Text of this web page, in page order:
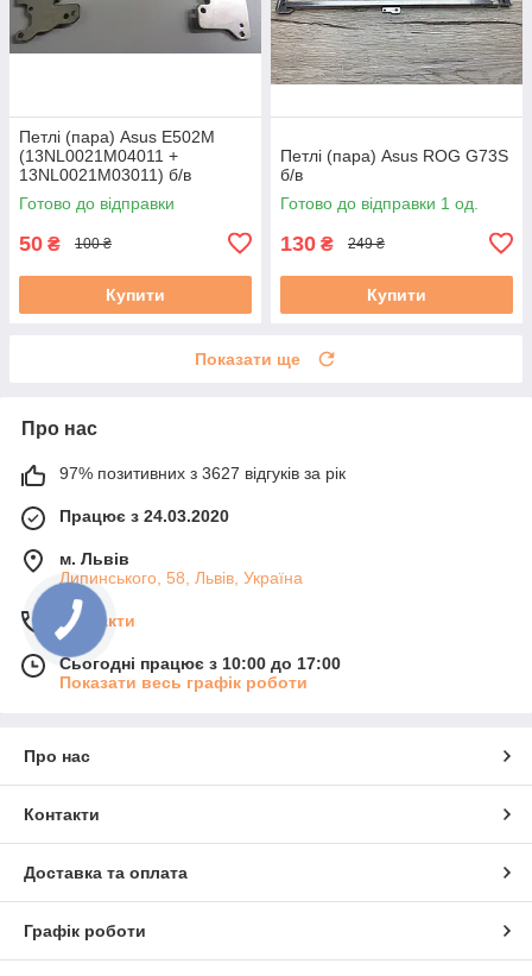
Петлі (пара) Asus E502M
(13NL0021M04011 +
13NL0021M03011) б/в
Готово до відправки
50 ₴ 100 ₴
Купити
Петлі (пара) Asus ROG G73S
б/в
Готово до відправки 1 од.
130 ₴ 249 ₴
Купити
Показати ще
Про нас
97% позитивних з 3627 відгуків за рік
Працює з 24.03.2020
м. Львів
Липинського, 58, Львів, Україна
Контакти
Сьогодні працює з 10:00 до 17:00
Показати весь графік роботи
Про нас
Контакти
Доставка та оплата
Графік роботи